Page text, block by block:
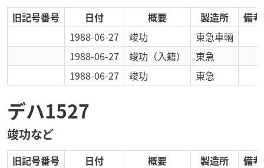
旧記号番号 日付 概要 製造所
備
1988-06-27
竣功
東急車輛
1988-06-27
竣功 （入籍）
東急
1988-06-27
竣功 東急
デハ1527
竣功など
旧記号番号 日付 概要 製造所
備